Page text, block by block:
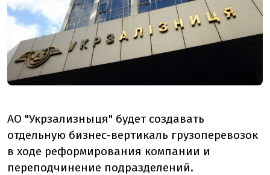
АО "Укрзализныця" будет создавать
отдельную бизнес-вертикаль грузоперевозок
в ходе реформирования компании и
переподчинение подразделений.